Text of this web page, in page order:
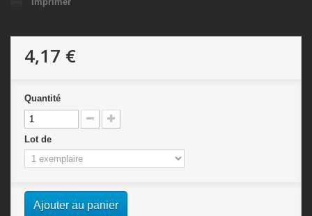
4,17 €
Quantité
Lot de
Ajouter au panier